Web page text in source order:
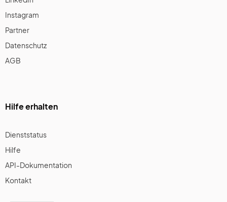
Instagram
Partner
Datenschutz
AGB
Hilfe erhalten
Dienststatus
Hilfe
API-Dokumentation
Kontakt